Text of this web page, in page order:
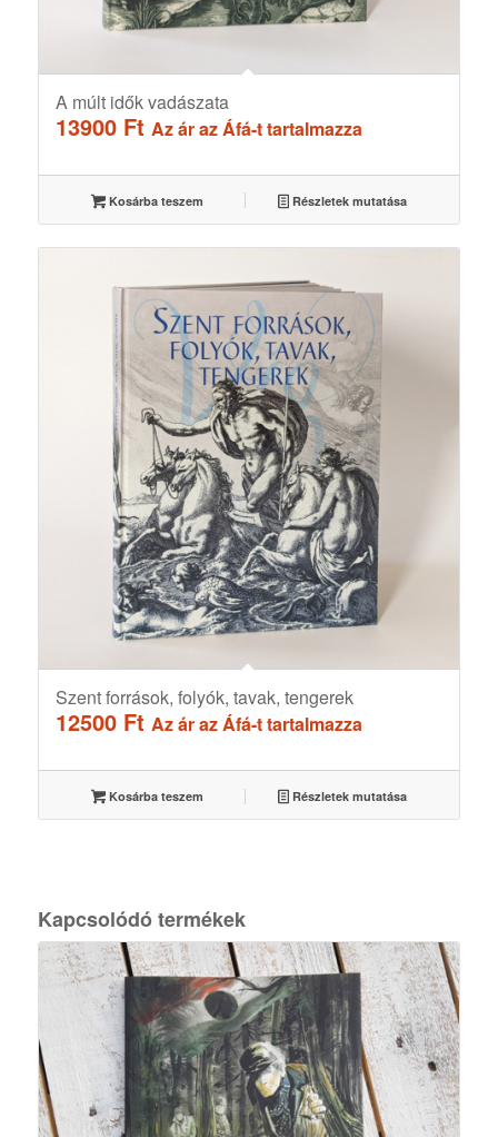
A múlt idők vadászata
13900 Ft Az ár az Áfá-t tartalmazza
Kosárba teszem Részletek mutatása
Szent források, folyók, tavak, tengerek
12500 Ft Az ár az Áfá-t tartalmazza
Kosárba teszem Részletek mutatása
Kapcsolódó termékek